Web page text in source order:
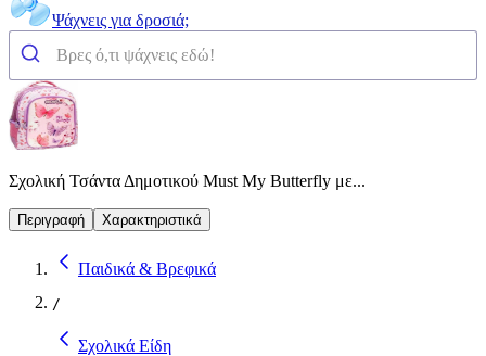
Ψάχνεις για δροσιά;
Σχολική Τσάντα Δημοτικού Must My Butterfly με...
Περιγραφή Χαρακτηριστικά
Παιδικά & Βρεφικά
/
Σχολικά Είδη